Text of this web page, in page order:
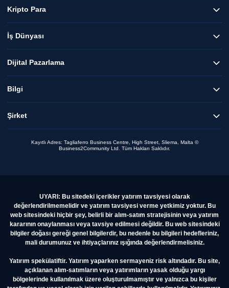
Kripto Para
İş Dünyası
Dijital Pazarlama
Bilgi
Şirket
Kayıtlı Adres: Tagliaferro Business Centre, High Street, Sliema, Malta ©
Business2Community Ltd. Tüm Hakları Saklıdır.
UYARI: Bu sitedeki içerikler yatırım tavsiyesi olarak
değerlendirilmemelidir ve yatırım tavsiyesi verme yetkimiz yoktur. Bu
web sitesindeki hiçbir şey, belirli bir alım-satım stratejisinin veya yatırım
kararının onaylanması veya tavsiye edilmesi değildir. Bu web sitesindeki
bilgiler doğası gereği genel bilgilerdir, bu nedenle bu bilgileri hedefleriniz,
mali durumunuz ve ihtiyaçlarınız ışığında değerlendirmelisiniz.
Yatırım spekülatiftir. Yatırım yaparken sermayeniz risk altındadır. Bu site,
açıklanan alım-satımların veya yatırımların yasak olduğu yargı
bölgelerinde kullanılmak üzere oluşturulmamıştır ve yalnızca bu kişiler